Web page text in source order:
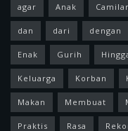
agar Anak
dan dari dengan
Enak Gurih
Keluarga Korban
Makan Membuat
Praktis Rasa